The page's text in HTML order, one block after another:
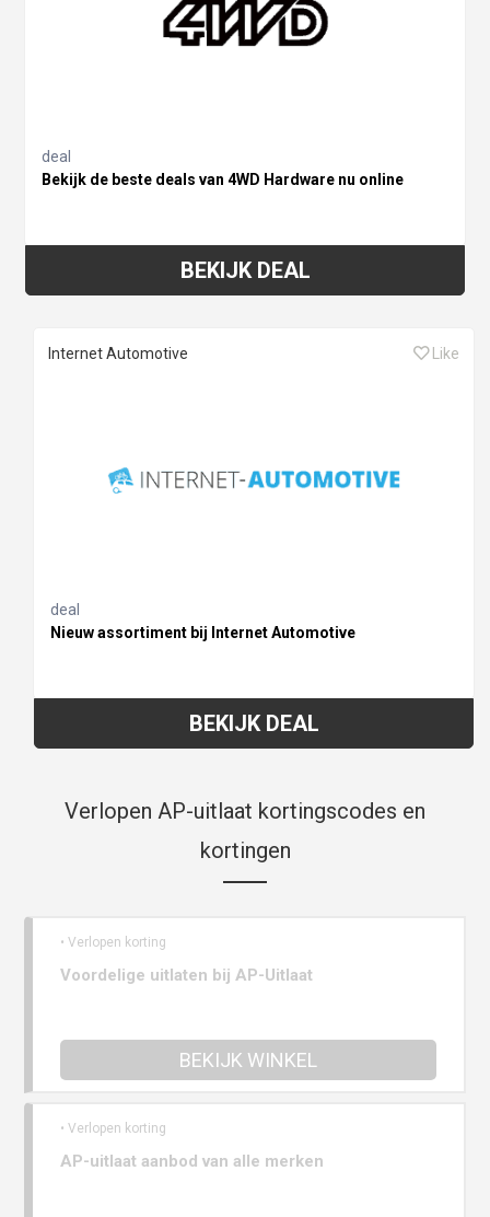
deal
Bekijk de beste deals van 4WD Hardware nu online
BEKIJK DEAL
Internet Automotive Like
deal
Nieuw assortiment bij Internet Automotive
BEKIJK DEAL
Verlopen AP-uitlaat kortingscodes en
kortingen
• Verlopen korting
Voordelige uitlaten bij AP-Uitlaat
BEKIJK WINKEL
• Verlopen korting
AP-uitlaat aanbod van alle merken